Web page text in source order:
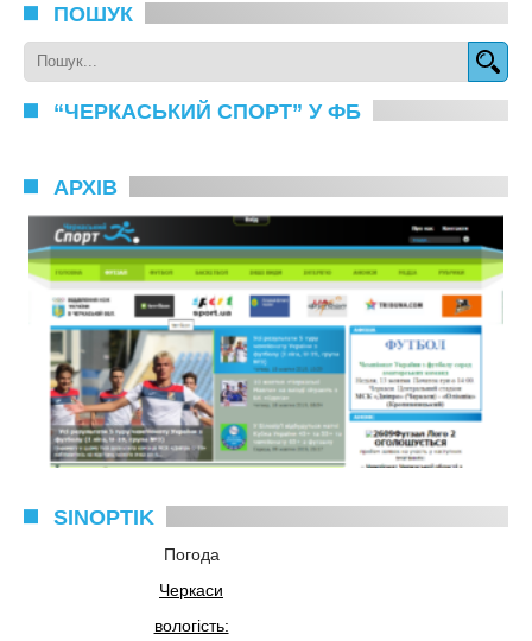
ПОШУК
“ЧЕРКАСЬКИЙ СПОРТ” У ФБ
АРХІВ
SINOPTIK
Погода
Черкаси
вологість: